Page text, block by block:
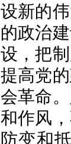
设新的
的政治
设，把
提高党
会革命
和作风
防变和